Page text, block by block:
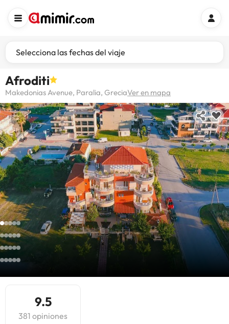
Selecciona las fechas del viaje
Afroditi
Makedonias Avenue, Paralia, GreciaVer en mapa
9.5
381 opiniones